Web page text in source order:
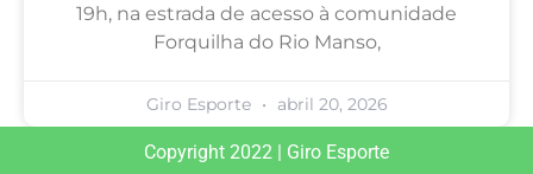
19h, na estrada de acesso à comunidade
Forquilha do Rio Manso,
Giro Esporte abril 20, 2026
Copyright 2022 | Giro Esporte